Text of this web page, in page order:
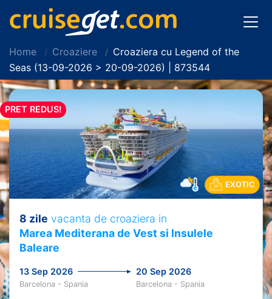
Home Croaziere
Croaziera cu Legend of the
Seas (13-09-2026 > 20-09-2026) | 873544
PRET REDUS!
EXOTIC
8 zile vacanta de croaziera in
Marea Mediterana de Vest si Insulele
Baleare
13 Sep 2026 20 Sep 2026
Barcelona - Spania Barcelona - Spania